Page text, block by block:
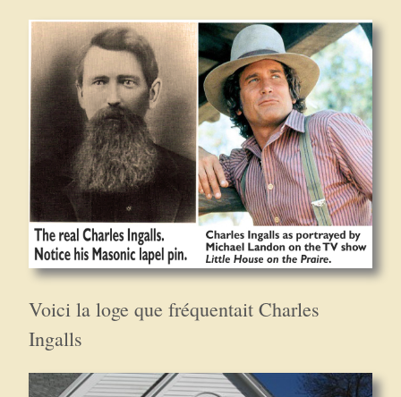
Voici la loge que fréquentait Charles
Ingalls